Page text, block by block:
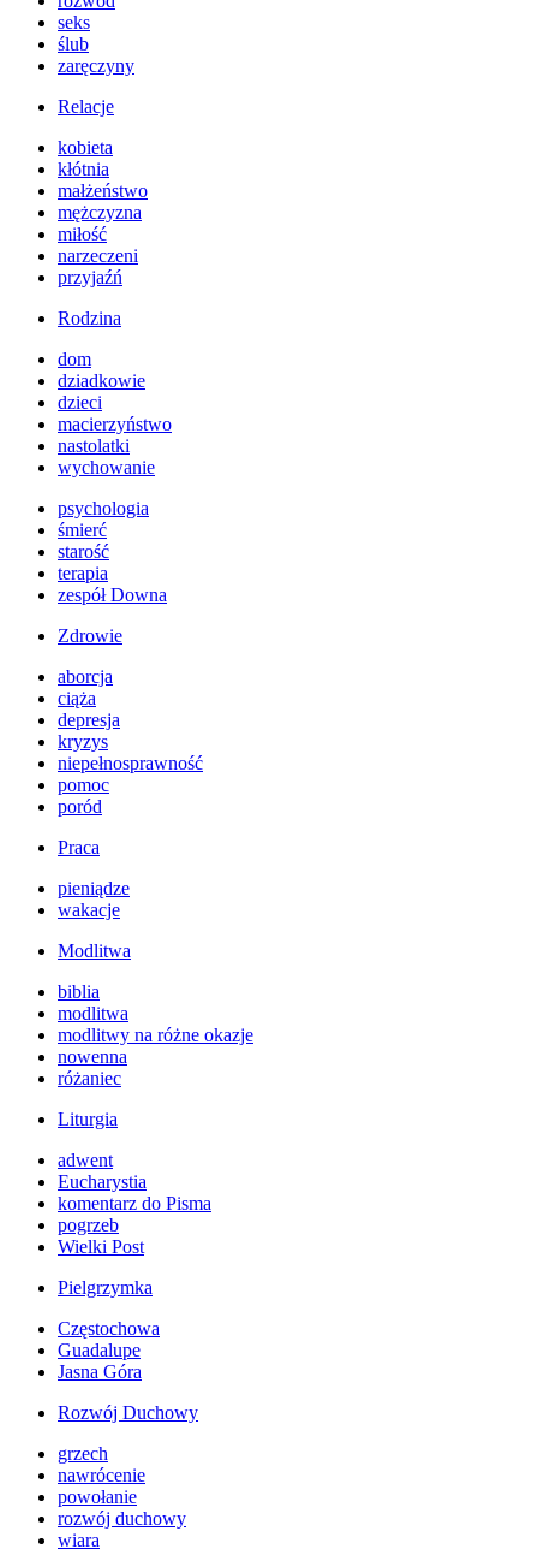
seks
ślub
zaręczyny
Relacje
kobieta
kłótnia
małżeństwo
mężczyzna
miłość
narzeczeni
przyjaźń
Rodzina
dom
dziadkowie
dzieci
macierzyństwo
nastolatki
wychowanie
psychologia
śmierć
starość
terapia
zespół Downa
Zdrowie
aborcja
ciąża
depresja
kryzys
niepełnosprawność
pomoc
poród
Praca
pieniądze
wakacje
Modlitwa
biblia
modlitwa
modlitwy na różne okazje
nowenna
różaniec
Liturgia
adwent
Eucharystia
komentarz do Pisma
pogrzeb
Wielki Post
Pielgrzymka
Częstochowa
Guadalupe
Jasna Góra
Rozwój Duchowy
grzech
nawrócenie
powołanie
rozwój duchowy
wiara